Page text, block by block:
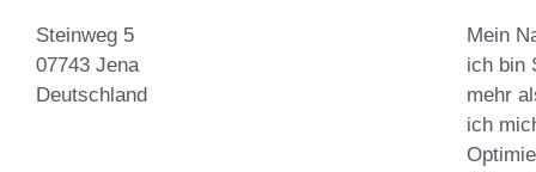
Steinweg 5
07743 Jena
Deutschland
Mein
ich bin
mehr
ich